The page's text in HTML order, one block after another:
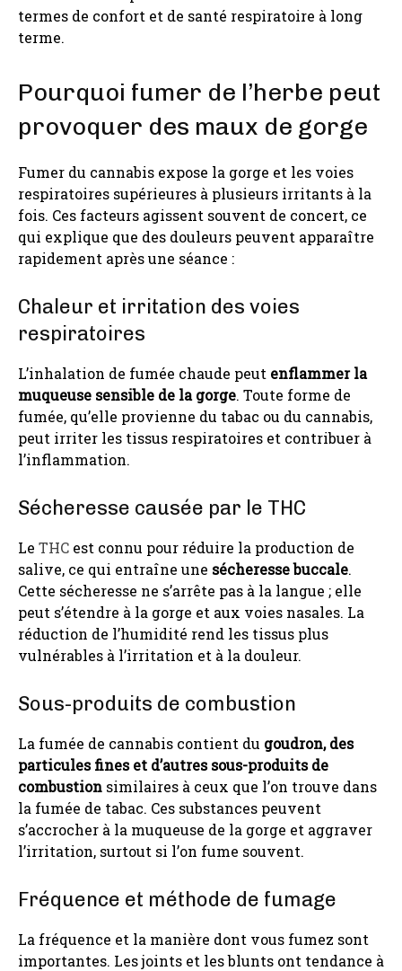
termes de confort et de santé respiratoire à long
terme.
Pourquoi fumer de l’herbe peut
provoquer des maux de gorge
Fumer du cannabis expose la gorge et les voies
respiratoires supérieures à plusieurs irritants à la
fois. Ces facteurs agissent souvent de concert, ce
qui explique que des douleurs peuvent apparaître
rapidement après une séance :
Chaleur et irritation des voies
respiratoires
L’inhalation de fumée chaude peut enflammer la
muqueuse sensible de la gorge. Toute forme de
fumée, qu’elle provienne du tabac ou du cannabis,
peut irriter les tissus respiratoires et contribuer à
l’inflammation.
Sécheresse causée par le THC
Le THC est connu pour réduire la production de
salive, ce qui entraîne une sécheresse buccale.
Cette sécheresse ne s’arrête pas à la langue ; elle
peut s’étendre à la gorge et aux voies nasales. La
réduction de l’humidité rend les tissus plus
vulnérables à l’irritation et à la douleur.
Sous-produits de combustion
La fumée de cannabis contient du goudron, des
particules fines et d’autres sous-produits de
combustion similaires à ceux que l’on trouve dans
la fumée de tabac. Ces substances peuvent
s’accrocher à la muqueuse de la gorge et aggraver
l’irritation, surtout si l’on fume souvent.
Fréquence et méthode de fumage
La fréquence et la manière dont vous fumez sont
importantes. Les joints et les blunts ont tendance à